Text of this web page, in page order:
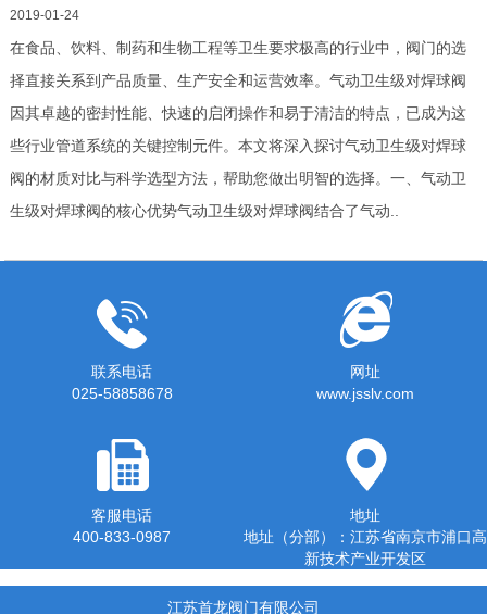
2019-01-24
在食品、饮料、制药和生物工程等卫生要求极高的行业中，阀门的选
择直接关系到产品质量、生产安全和运营效率。气动卫生级对焊球阀
因其卓越的密封性能、快速的启闭操作和易于清洁的特点，已成为这
些行业管道系统的关键控制元件。本文将深入探讨气动卫生级对焊球
阀的材质对比与科学选型方法，帮助您做出明智的选择。一、气动卫
生级对焊球阀的核心优势气动卫生级对焊球阀结合了气动..
联系电话
025-58858678
网址
www.jsslv.com
客服电话
400-833-0987
地址
地址（分部）：江苏省南京市浦口高
新技术产业开发区
江苏首龙阀门有限公司